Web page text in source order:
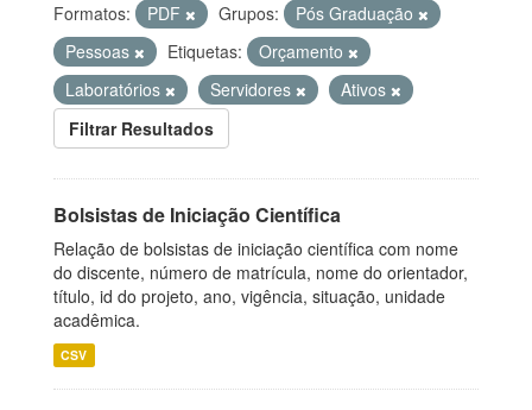
Formatos: PDF Grupos:
Pós Graduação
Pessoas
Etiquetas:
Orçamento
Laboratórios
Servidores
Ativos
Filtrar Resultados
Bolsistas de Iniciação Científica
Relação de bolsistas de iniciação científica com nome
do discente, número de matrícula, nome do orientador,
título, id do projeto, ano, vigência, situação, unidade
acadêmica.
CSV